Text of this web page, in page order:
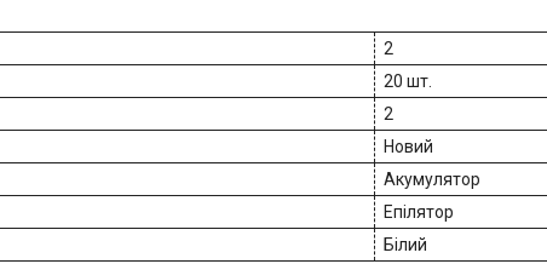
2
20 шт.
2
Новий
Акумулятор
Епілятор
Білий